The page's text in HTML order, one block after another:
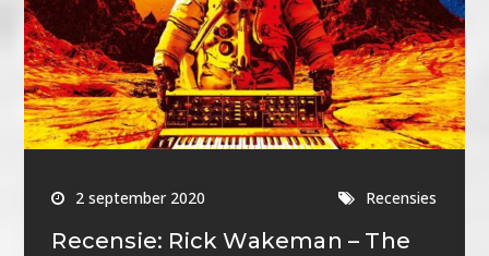
2 september 2020 Recensies
Recensie: Rick Wakeman – The